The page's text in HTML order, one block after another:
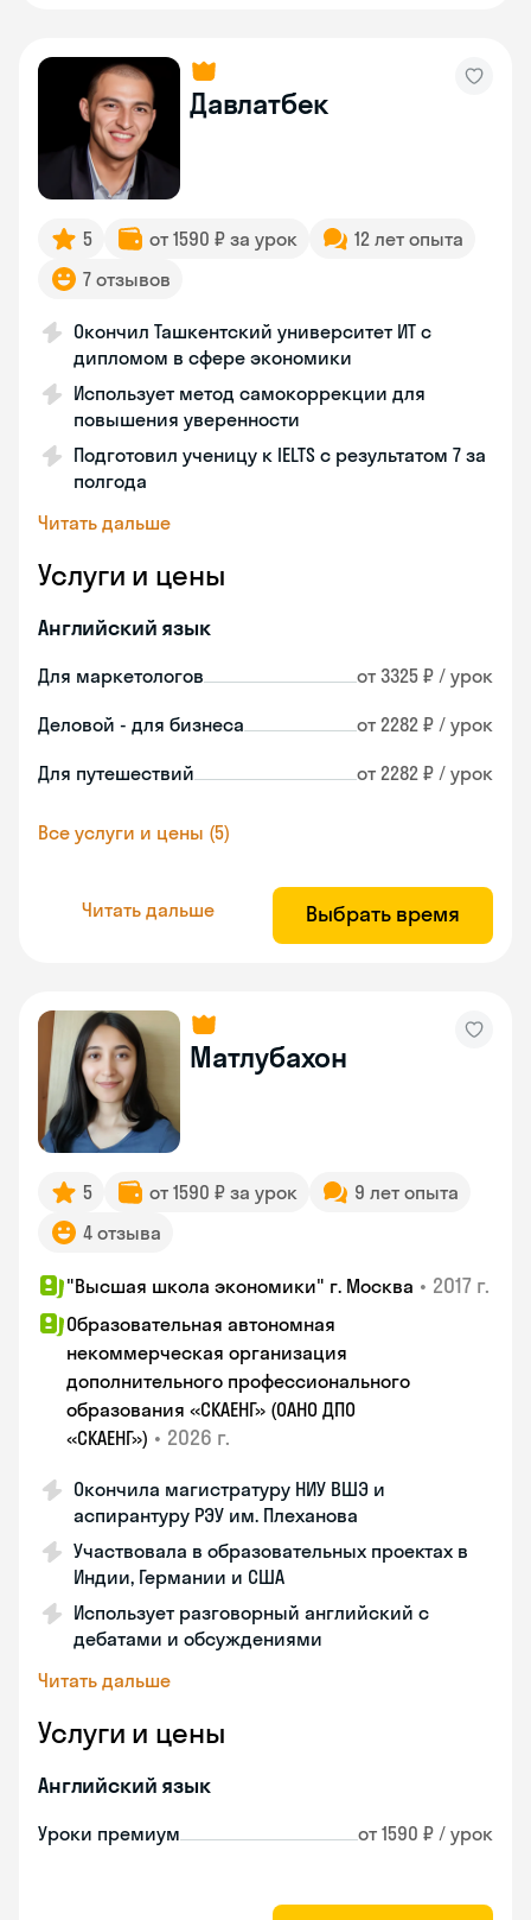
Давлатбек
5 от 1590 ₽ за урок
12 лет опыта
7 отзывов
Окончил Ташкентский университет ИТ с
дипломом в сфере экономики
Использует метод самокоррекции для
повышения уверенности
Подготовил ученицу к IELTS с результатом 7 за
полгода
Читать дальше
Услуги и цены
Английский язык
Для маркетологов от 3325 ₽ / урок
Деловой - для бизнеса от 2282 ₽ / урок
Для путешествий от 2282 ₽ / урок
Все услуги и цены (5)
Читать дальше Выбрать время
Матлубахон
5 от 1590 ₽ за урок
9 лет опыта
4 отзыва
"Высшая школа экономики" г. Москва • 2017 г.
Образовательная автономная
некоммерческая организация
дополнительного профессионального
образования «СКАЕНГ» (ОАНО ДПО
«СКАЕНГ») • 2026 г.
Окончила магистратуру НИУ ВШЭ и
аспирантуру РЭУ им. Плеханова
Участвовала в образовательных проектах в
Индии, Германии и США
Использует разговорный английский с
дебатами и обсуждениями
Читать дальше
Услуги и цены
Английский язык
Уроки премиум от 1590 ₽ / урок